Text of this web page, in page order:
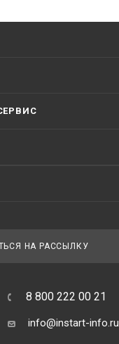
НА РАССЫЛКУ
8 800 222 00 21
info@instart-info.ru